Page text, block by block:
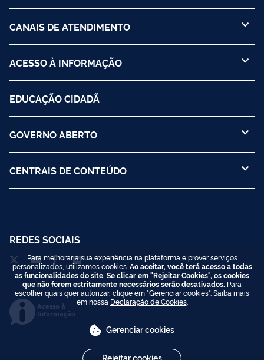
CANAIS DE ATENDIMENTO
ACESSO À INFORMAÇÃO
EDUCAÇÃO CIDADÃ
GOVERNO ABERTO
CENTRAIS DE CONTEÚDO
REDES SOCIAIS
Acesso à
Informação
Para melhorar a sua experiência na plataforma e prover serviços
personalizados, utilizamos cookies. Ao aceitar, você terá acesso a todas
as funcionalidades do site. Se clicar em "Rejeitar Cookies", os cookies
que não forem estritamente necessários serão desativados. Para
escolher quais quer autorizar, clique em "Gerenciar cookies". Saiba mais
em nossa Declaração de Cookies.
Gerenciar cookies
Rejeitar cookies